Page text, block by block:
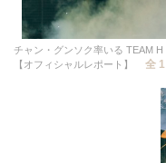
チャン・グンソク率いる TEAM
【オフィシャルレポート】
全